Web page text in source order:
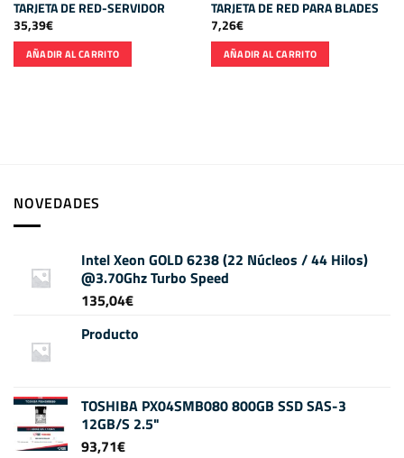
TARJETA DE RED-SERVIDOR
35,39€
AÑADIR AL CARRITO
TARJETA DE RED PARA BLADES
7,26€
AÑADIR AL CARRITO
NOVEDADES
Intel Xeon GOLD 6238 (22 Núcleos / 44 Hilos)
@3.70Ghz Turbo Speed
135,04€
Producto
TOSHIBA PX04SMB080 800GB SSD SAS-3
12GB/S 2.5"
93,71€